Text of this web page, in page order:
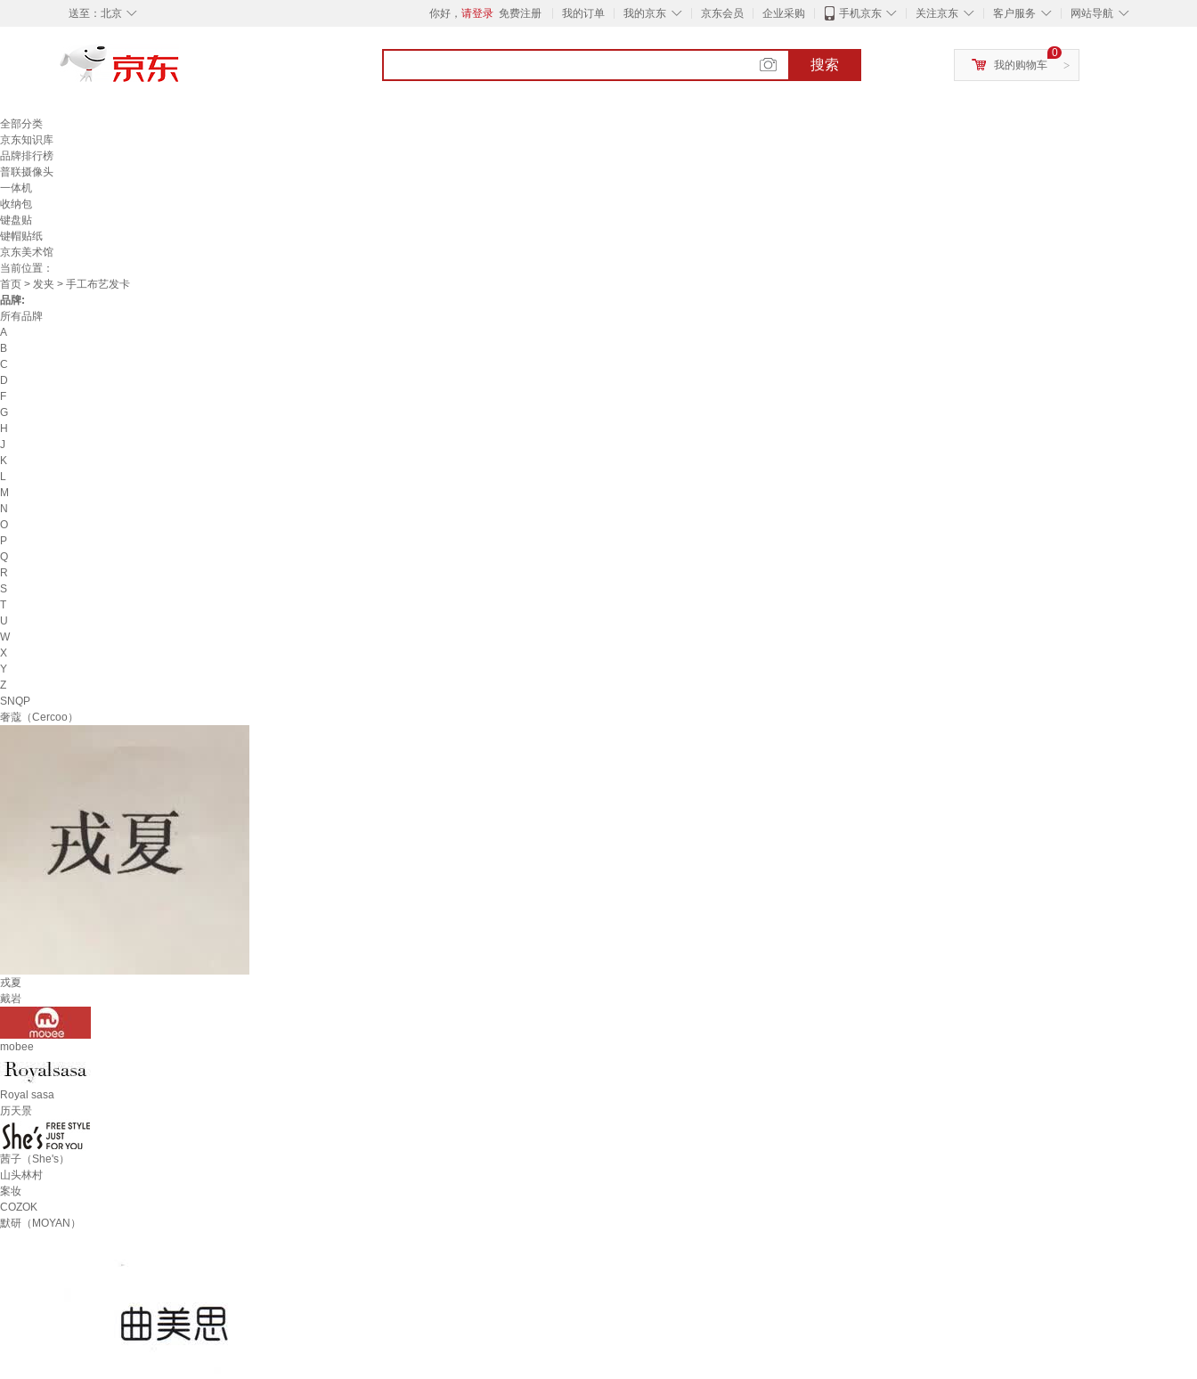
◇
送至： 北京 你好， 请登录 免费注册 我的订单 ◇
我的京东 京东会员 企业采购 ◇
手机京东 ◇
关注京东 ◇
客户服务 ◇
网站导航
搜索 >
0
我的购物车
全部分类
京东知识库
品牌排行榜
普联摄像头
一体机
收纳包
键盘贴
键帽贴纸
京东美术馆
当前位置：
首页 > 发夹 > 手工布艺发卡
品牌:
所有品牌
A
B
C
D
F
G
H
J
K
L
M
N
O
P
Q
R
S
T
U
W
X
Y
Z
SNQP
奢蔻（Cercoo）
戎夏
戴岩
mobee
Royal sasa
历天景
茜子（She's）
山头林村
案妆
COZOK
默研（MOYAN）